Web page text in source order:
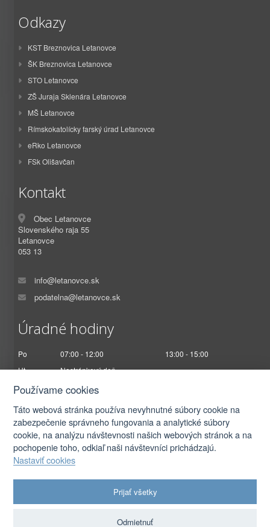
Odkazy
KST Breznovica Letanovce
ŠK Breznovica Letanovce
STO Letanovce
ZŠ Juraja Sklenára Letanovce
MŠ Letanovce
Rímskokatolícky farský úrad Letanovce
eRko Letanovce
FSk Olišavčan
Kontakt
Obec Letanovce
Slovenského raja 55
Letanovce
053 13
info@letanovce.sk
podatelna@letanovce.sk
Úradné hodiny
Po 07:00 - 12:00
13:00 - 15:00
Ut
Nestránkový deň
St
07:00 - 12:00
Pi
07:00 - 12:30
Ochrana osobných údajov|Prístupnosť
Používame cookies
Táto webová stránka používa nevyhnutné súbory cookie na
zabezpečenie správneho fungovania a analytické súbory
cookie, na analýzu návštevnosti našich webových stránok a na
pochopenie toho, odkiaľ naši návštevníci prichádzajú.
Nastaviť cookies
Prijať všetky
Odmietnuť